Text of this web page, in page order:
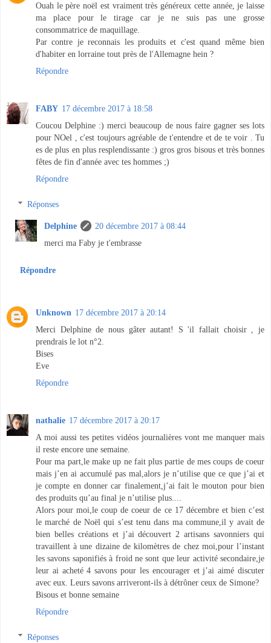
Ouah le père noël est vraiment très généreux cette année, je laisse
ma place pour le tirage car je ne suis pas une grosse
consommatrice de maquillage.
Par contre je reconnais les produits et c'est quand même bien
d'habiter en lorraine tout près de l'Allemagne hein ?
Répondre
FABY 17 décembre 2017 à 18:58
Coucou Delphine :) merci beaucoup de nous faire gagner ses lots
pour NOel , c'est toujours agréable de t'entendre et de te voir . Tu
es de plus en plus resplendissante :) gros gros bisous et très bonnes
fêtes de fin d'année avec tes hommes ;)
Répondre
Réponses
Delphine
20 décembre 2017 à 08:44
merci ma Faby je t'embrasse
Répondre
Unknown 17 décembre 2017 à 20:14
Merci Delphine de nous gâter autant! S 'il fallait choisir , je
prendrais le lot n°2.
Bises
Eve
Répondre
nathalie 17 décembre 2017 à 20:17
A moi aussi tes petites vidéos journalières vont me manquer mais
il reste encore une semaine.
Pour ma part,le make up ne fait plus partie de mes coups de coeur
mais j’en ai accumulé pas mal,alors je n’utilise que ce que j’ai et
je compte en donner car finalement,j’ai fait le mouton pour bien
des produits qu’au final je n’utilise plus....
Alors pour moi,le coup de coeur de ce 17 décembre et bien c’est
le marché de Noël qui s’est tenu dans ma commune,il y avait de
bien belles créations et j’ai découvert 2 artisans savonniers qui
travaillent à une dizaine de kilomètres de chez moi,pour l’instant
les savons saponifiés à froid ne sont que leur activité secondaire,je
leur ai acheté 4 savons pour les encourager et j’ai aimé discuter
avec eux. Leurs savons arriveront-ils à détrôner ceux de Simone?
Bisous et bonne semaine
Répondre
Réponses